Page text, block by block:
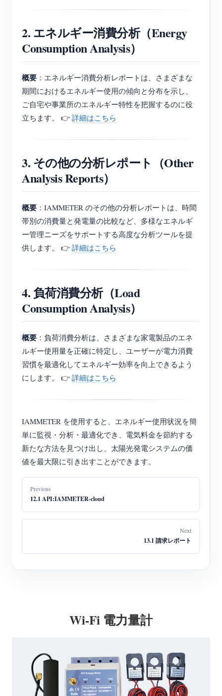
2. エネルギー消費分析（Energy
Consumption Analysis）
概要 ：エネルギー消費分析レポートは、さまざまな
期間におけるエネルギー使用の傾向と分布を示し、
ご自宅や事業所のエネルギー特性を把握するのに役
立ちます。 👉 詳細はこちら
3. その他の分析レポート（Other
Analysis Reports）
概要 ：IAMMETER のその他の分析レポートは、時間
帯別の消費量と発電量の比較など、多様なエネルギ
ー管理ニーズをサポートする高度な分析ツールを提
供します。 👉 詳細はこちら
4. 負荷消費分析（Load
Consumption Analysis）
概要 ：負荷消費分析は、さまざまな家電製品のエネ
ルギー使用量を正確に特定し、ユーザーが電力消費
習慣を最適化してエネルギー効率を向上できるよう
にします。 👉 詳細はこちら
IAMMETER を使用すると、エネルギー使用状況を簡
単に監視・分析・最適化でき、電気料金を節約する
新たな方法を見つけ出し、太陽光発電システムの価
値を最大限に引き出すことができます。
Previous
12.1 API:IAMMETER-cloud
Next
13.1 請求レポート
Wi-Fi 電力量計